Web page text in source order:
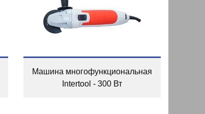
Машина многофункциональная
Intertool - 300 Вт